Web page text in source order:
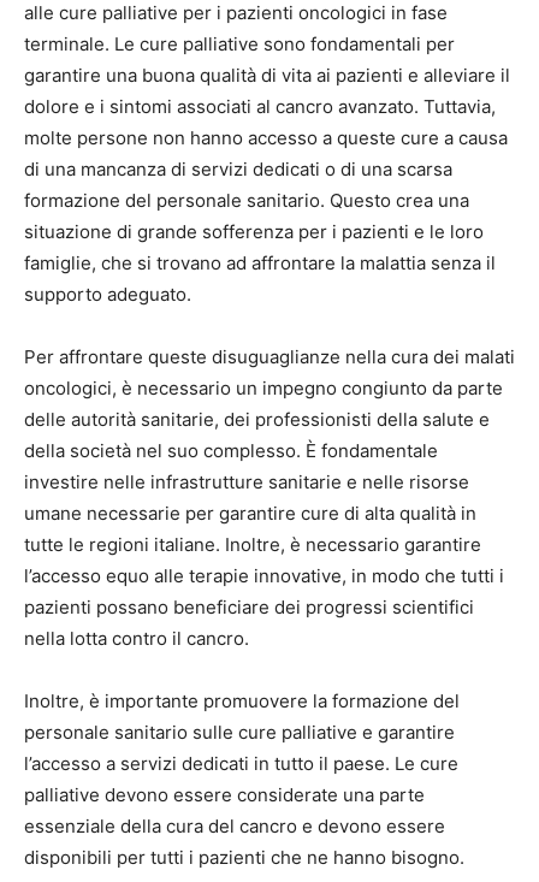
alle cure palliative per i pazienti oncologici in fase
terminale. Le cure palliative sono fondamentali per
garantire una buona qualità di vita ai pazienti e alleviare il
dolore e i sintomi associati al cancro avanzato. Tuttavia,
molte persone non hanno accesso a queste cure a causa
di una mancanza di servizi dedicati o di una scarsa
formazione del personale sanitario. Questo crea una
situazione di grande sofferenza per i pazienti e le loro
famiglie, che si trovano ad affrontare la malattia senza il
supporto adeguato.
Per affrontare queste disuguaglianze nella cura dei malati
oncologici, è necessario un impegno congiunto da parte
delle autorità sanitarie, dei professionisti della salute e
della società nel suo complesso. È fondamentale
investire nelle infrastrutture sanitarie e nelle risorse
umane necessarie per garantire cure di alta qualità in
tutte le regioni italiane. Inoltre, è necessario garantire
l’accesso equo alle terapie innovative, in modo che tutti i
pazienti possano beneficiare dei progressi scientifici
nella lotta contro il cancro.
Inoltre, è importante promuovere la formazione del
personale sanitario sulle cure palliative e garantire
l’accesso a servizi dedicati in tutto il paese. Le cure
palliative devono essere considerate una parte
essenziale della cura del cancro e devono essere
disponibili per tutti i pazienti che ne hanno bisogno.